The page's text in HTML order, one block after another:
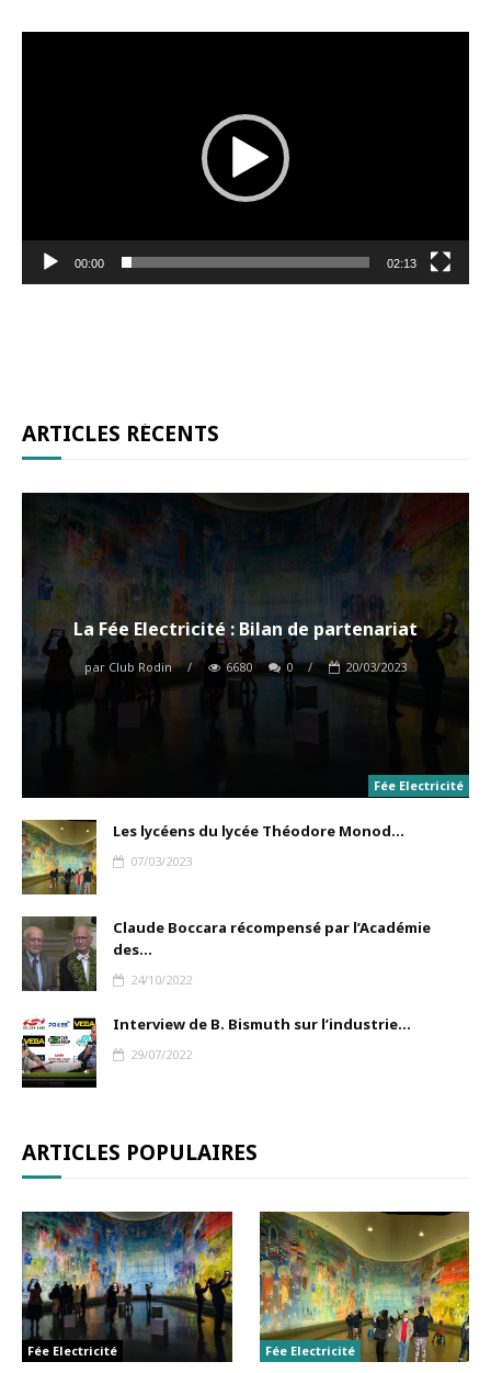
00:00 02:13
ARTICLES RÉCENTS
Fée Electricité
La Fée Electricité : Bilan de partenariat
par Club Rodin / 6680 0 / 20/03/2023
Les lycéens du lycée Théodore Monod...
07/03/2023
Claude Boccara récompensé par l’Académie
des...
24/10/2022
Interview de B. Bismuth sur l’industrie...
29/07/2022
ARTICLES POPULAIRES
Fée Electricité Fée Electricité